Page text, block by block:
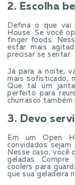
2. Escolha
Defina o que vai
House. Se você
finger foods.
estar mais
precisar se sentar.
Já para a noite,
mais sofisticado,
Que tal um
perfeito para
churrasco também
3. Devo
Em um Open
convidados
Nesse caso, você
geladas.
coolers para
que sua geladeira